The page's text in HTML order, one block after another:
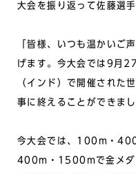
大会を振り返って佐藤選
「皆様、いつも温かいご
げます。今大会では9月
（インド）で開催された
事に終えることができまし
今大会では、100m・
400m・1500mで金メダ